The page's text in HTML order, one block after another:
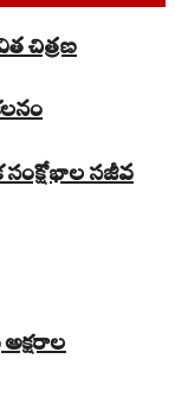
చిత్రణ
సజీవ